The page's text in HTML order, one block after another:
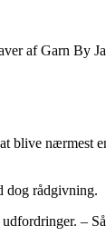
af Garn By
blive nærmest
dog rådgivning.
–